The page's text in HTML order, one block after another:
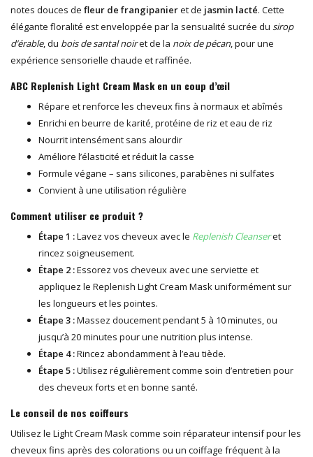
notes douces de fleur de frangipanieret de jasmin lacté. Cette
élégante floralité est enveloppée par la sensualité sucrée du sirop
d’érable, du bois de santal noiret de la noix de pécan, pour une
expérience sensorielle chaude et raffinée.
ABC Replenish Light Cream Mask en un coup d’œil
Répare et renforce les cheveux fins à normaux et abîmés
Enrichi en beurre de karité, protéine de riz et eau de riz
Nourrit intensément sans alourdir
Améliore l’élasticité et réduit la casse
Formule végane – sans silicones, parabènes ni sulfates
Convient à une utilisation régulière
Comment utiliser ce produit ?
Étape 1 :Lavez vos cheveux avec le Replenish Cleanseret
rincez soigneusement.
Étape 2 :Essorez vos cheveux avec une serviette et
appliquez le Replenish Light Cream Mask uniformément sur
les longueurs et les pointes.
Étape 3 :Massez doucement pendant 5 à 10 minutes, ou
jusqu’à 20 minutes pour une nutrition plus intense.
Étape 4 :Rincez abondamment à l’eau tiède.
Étape 5 :Utilisez régulièrement comme soin d’entretien pour
des cheveux forts et en bonne santé.
Le conseil de nos coiffeurs
Utilisez le Light Cream Mask comme soin réparateur intensif pour les
cheveux fins après des colorations ou un coiffage fréquent à la